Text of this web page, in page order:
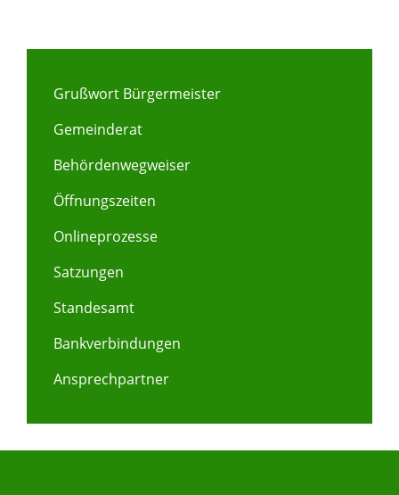
Grußwort Bürgermeister
Gemeinderat
Behördenwegweiser
Öffnungszeiten
Onlineprozesse
Satzungen
Standesamt
Bankverbindungen
Ansprechpartner